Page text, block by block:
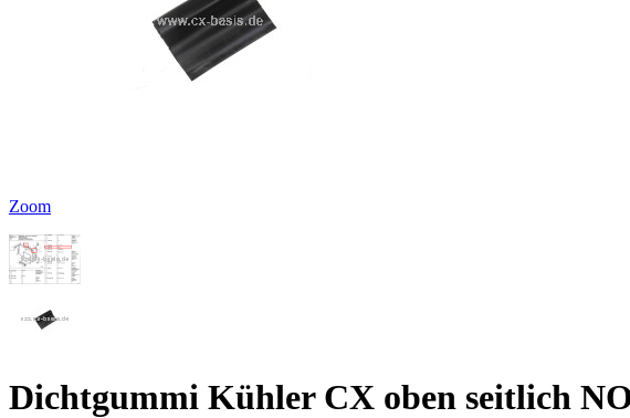
Zoom
Dichtgummi Kühler CX oben seitlich